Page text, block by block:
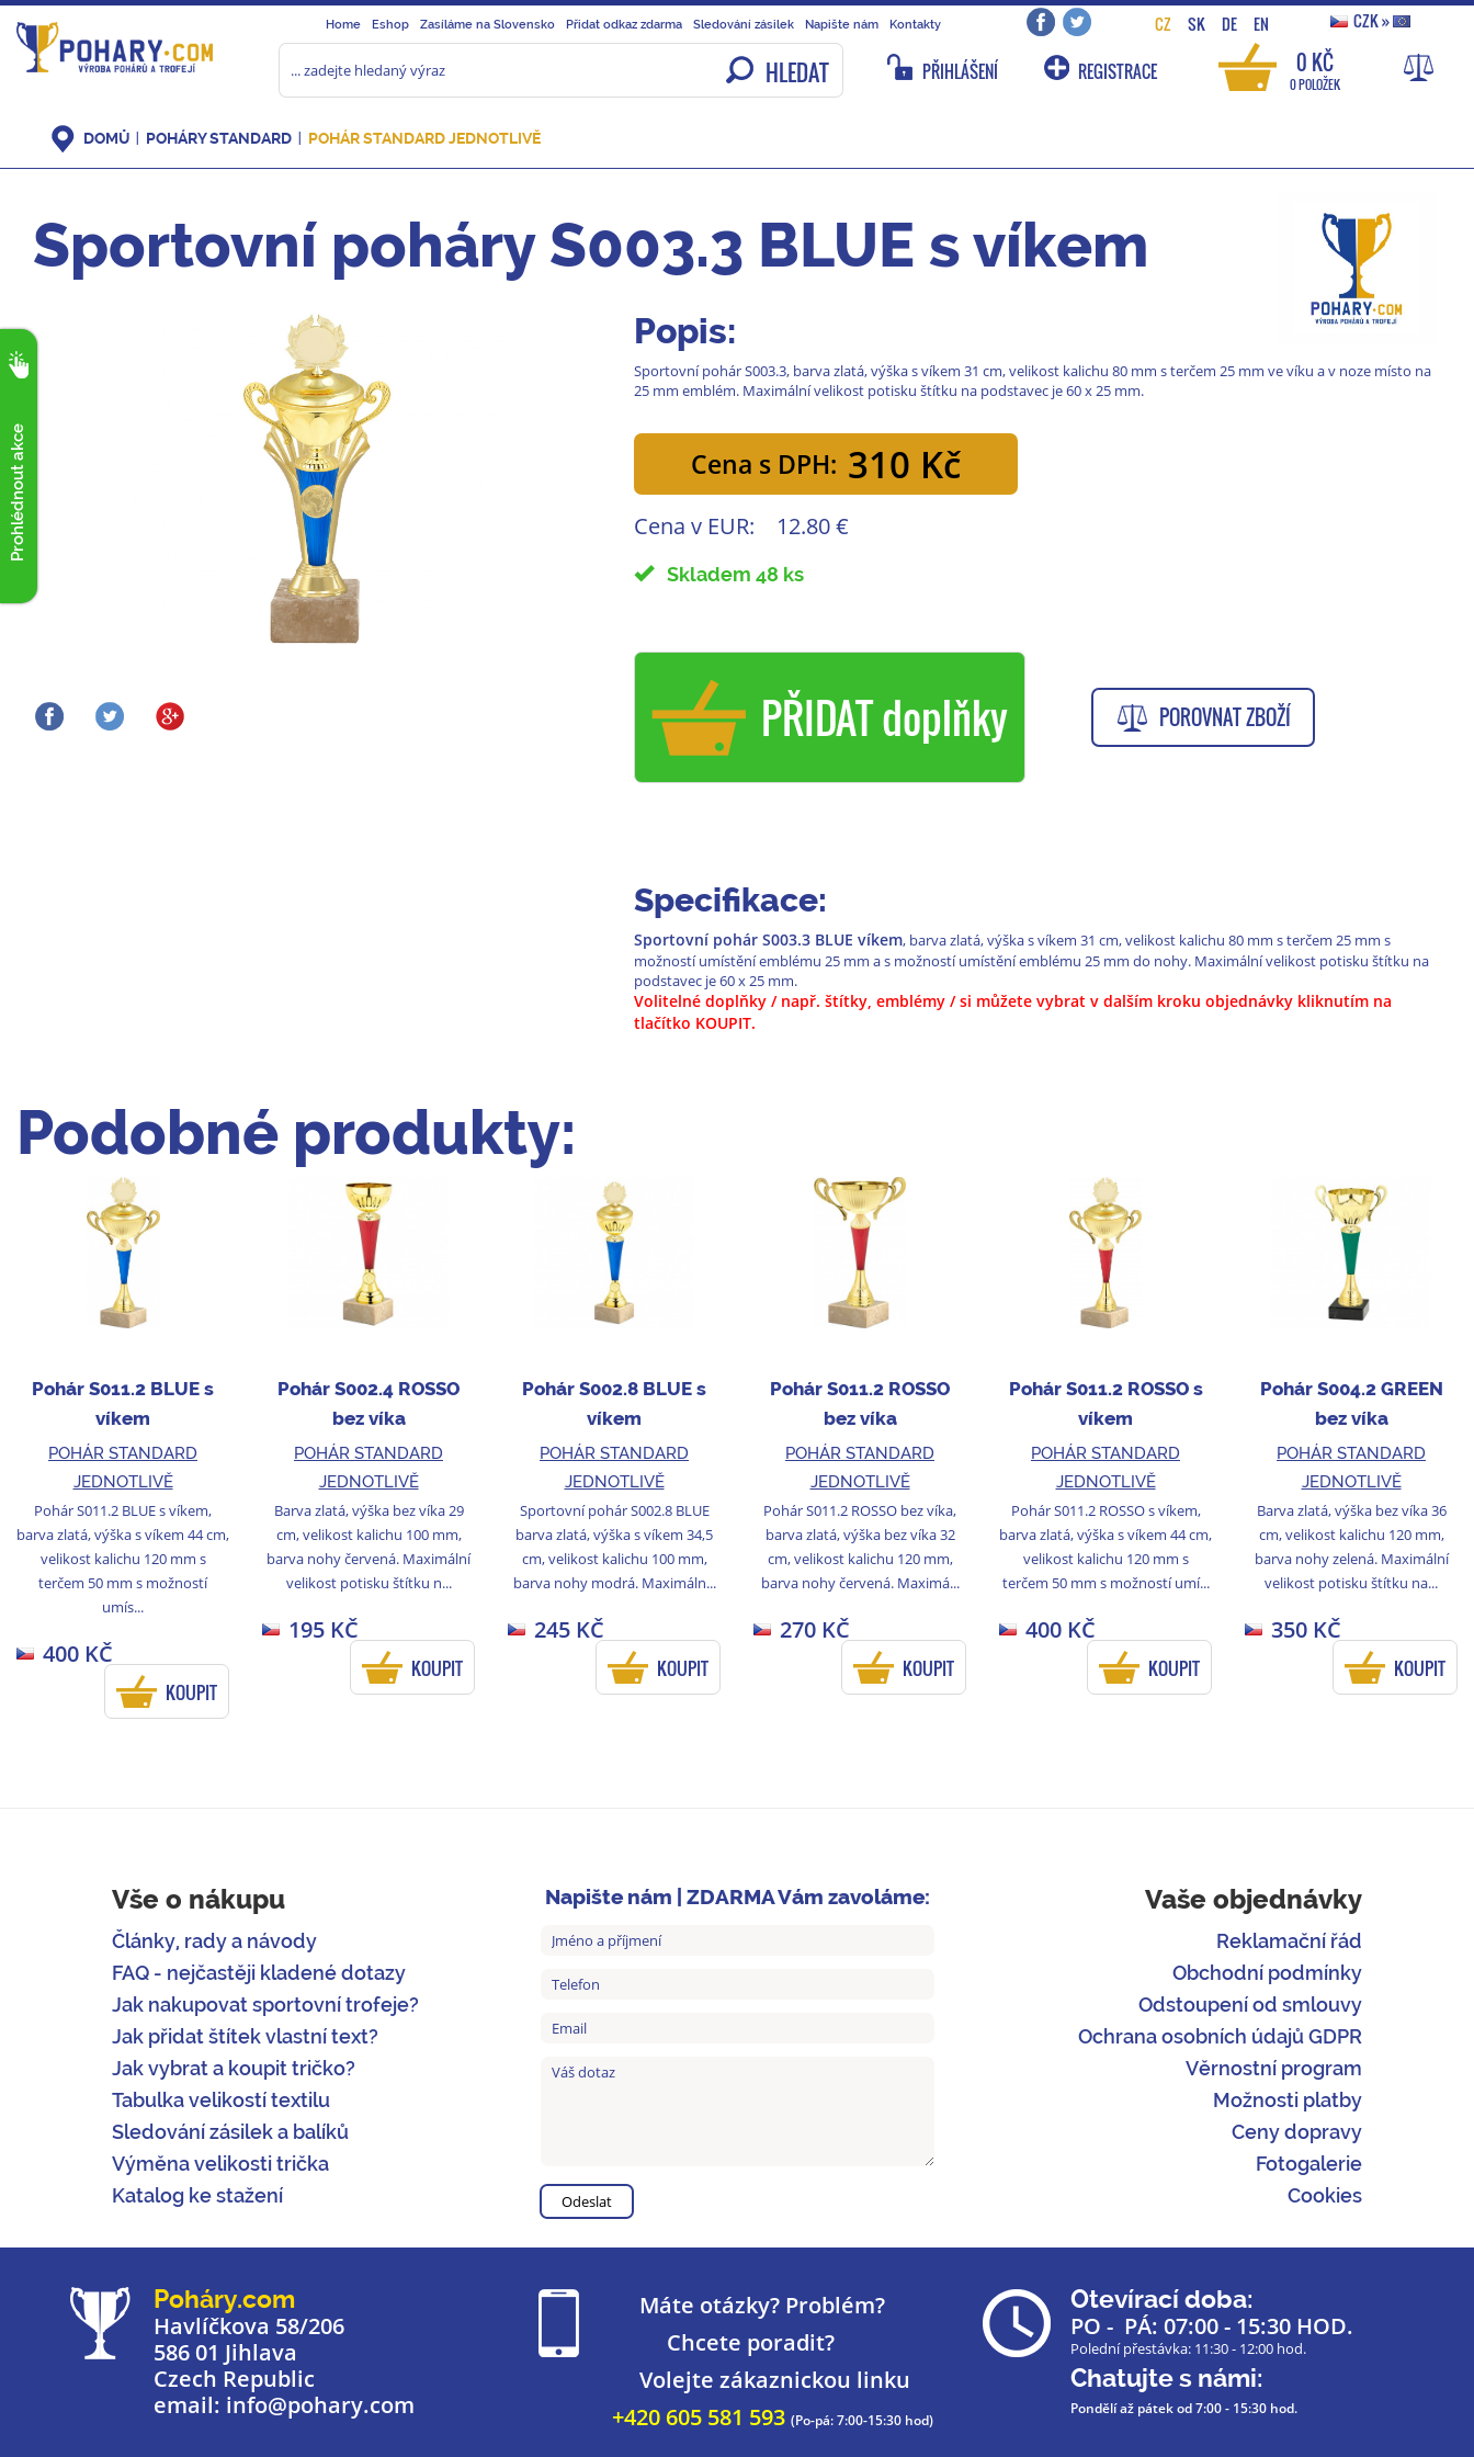
Home Eshop Zasíláme na Slovensko Přidat odkaz zdarma Sledování zásilek Napište nám Kontakty CZ SK DE EN CZK»
HLEDAT PŘIHLÁŠENÍ REGISTRACE 0 KČ
0 POLOŽEK
Prohlédnout akce
DOMŮ POHÁRY STANDARD POHÁR STANDARD JEDNOTLIVĚ
Sportovní poháry S003.3 BLUE s víkem
Popis:
Sportovní pohár S003.3, barva zlatá, výška s víkem 31 cm, velikost kalichu 80 mm s terčem 25 mm ve víku a v noze místo na
25 mm emblém. Maximální velikost potisku štítku na podstavec je 60 x 25 mm.
Cena s DPH: 310 Kč
Cena v EUR: 12.80 €
Skladem 48 ks
PŘIDAT doplňky POROVNAT ZBOŽÍ
Specifikace:
Sportovní pohár S003.3 BLUE víkem, barva zlatá, výška s víkem 31 cm, velikost kalichu 80 mm s terčem 25 mm s
možností umístění emblému 25 mm a s možností umístění emblému 25 mm do nohy. Maximální velikost potisku štítku na
podstavec je 60 x 25 mm.
Volitelné doplňky / např. štítky, emblémy / si můžete vybrat v dalším kroku objednávky kliknutím na
tlačítko KOUPIT.
Podobné produkty:
Pohár S011.2 BLUE s
víkem
POHÁR STANDARD
JEDNOTLIVĚ
Pohár S011.2 BLUE s víkem,
barva zlatá, výška s víkem 44 cm,
velikost kalichu 120 mm s
terčem 50 mm s možností
umís...
400 KČ
KOUPIT
Pohár S002.4 ROSSO
bez víka
POHÁR STANDARD
JEDNOTLIVĚ
Barva zlatá, výška bez víka 29
cm, velikost kalichu 100 mm,
barva nohy červená. Maximální
velikost potisku štítku n...
195 KČ
KOUPIT
Pohár S002.8 BLUE s
víkem
POHÁR STANDARD
JEDNOTLIVĚ
Sportovní pohár S002.8 BLUE
barva zlatá, výška s víkem 34,5
cm, velikost kalichu 100 mm,
barva nohy modrá. Maximáln...
245 KČ
KOUPIT
Pohár S011.2 ROSSO
bez víka
POHÁR STANDARD
JEDNOTLIVĚ
Pohár S011.2 ROSSO bez víka,
barva zlatá, výška bez víka 32
cm, velikost kalichu 120 mm,
barva nohy červená. Maximá...
270 KČ
KOUPIT
Pohár S011.2 ROSSO s
víkem
POHÁR STANDARD
JEDNOTLIVĚ
Pohár S011.2 ROSSO s víkem,
barva zlatá, výška s víkem 44 cm,
velikost kalichu 120 mm s
terčem 50 mm s možností umí...
400 KČ
KOUPIT
Pohár S004.2 GREEN
bez víka
POHÁR STANDARD
JEDNOTLIVĚ
Barva zlatá, výška bez víka 36
cm, velikost kalichu 120 mm,
barva nohy zelená. Maximální
velikost potisku štítku na...
350 KČ
KOUPIT
Vše o nákupu
Články, rady a návody
FAQ - nejčastěji kladené dotazy
Jak nakupovat sportovní trofeje?
Jak přidat štítek vlastní text?
Jak vybrat a koupit tričko?
Tabulka velikostí textilu
Sledování zásilek a balíků
Výměna velikosti trička
Katalog ke stažení
Napište nám | ZDARMA Vám zavoláme: Vaše objednávky
Reklamační řád
Obchodní podmínky
Odstoupení od smlouvy
Ochrana osobních údajů GDPR
Věrnostní program
Možnosti platby
Ceny dopravy
Fotogalerie
Cookies
Poháry.com
Havlíčkova 58/206
586 01 Jihlava
Czech Republic
email: info@pohary.com
Máte otázky? Problém?
Chcete poradit?
Volejte zákaznickou linku
+420 605 581 593 (Po-pá: 7:00-15:30 hod)
Otevírací doba:
PO - PÁ: 07:00 - 15:30 HOD.
Polední přestávka: 11:30 - 12:00 hod.
Chatujte s námi:
Pondělí až pátekod 7:00 - 15:30 hod.